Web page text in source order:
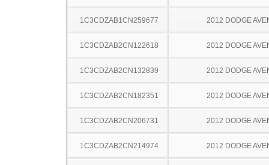
1C3CDZAB1CN259677 2012 DODGE
1C3CDZAB2CN122618 2012 DODGE
1C3CDZAB2CN132839 2012 DODGE
1C3CDZAB2CN182351 2012 DODGE
1C3CDZAB2CN206731 2012 DODGE
1C3CDZAB2CN214974 2012 DODGE